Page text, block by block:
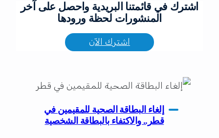
اشترك في قائمتنا البريدية واحصل على آخر
المنشورات لحظة ورودها
اشترك الآن
إلغاء البطاقة الصحية للمقيمين في
قطر.. والاكتفاء بالبطاقة الشخصية